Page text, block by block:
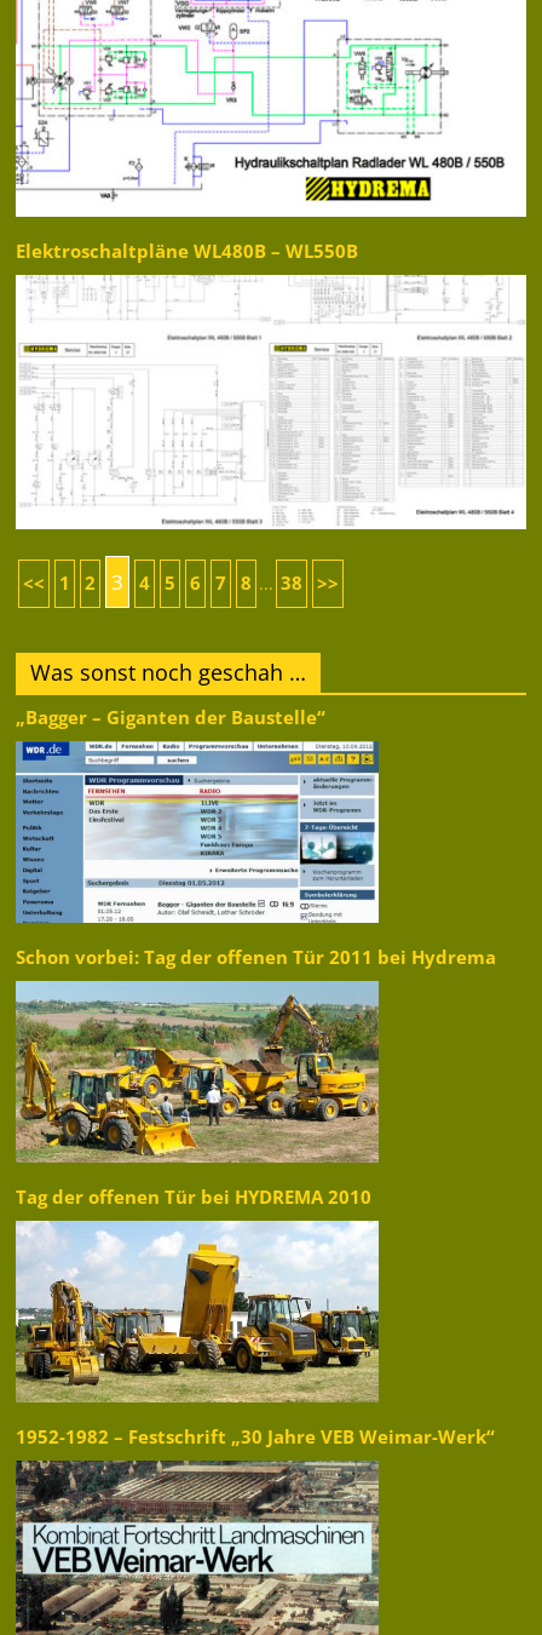
Elektroschaltpläne WL480B – WL550B
<< 1 2 3 4 5 6 7 8 ... 38 >>
Was sonst noch geschah …
„Bagger – Giganten der Baustelle“
Schon vorbei: Tag der offenen Tür 2011 bei Hydrema
Tag der offenen Tür bei HYDREMA 2010
1952-1982 – Festschrift „30 Jahre VEB Weimar-Werk“